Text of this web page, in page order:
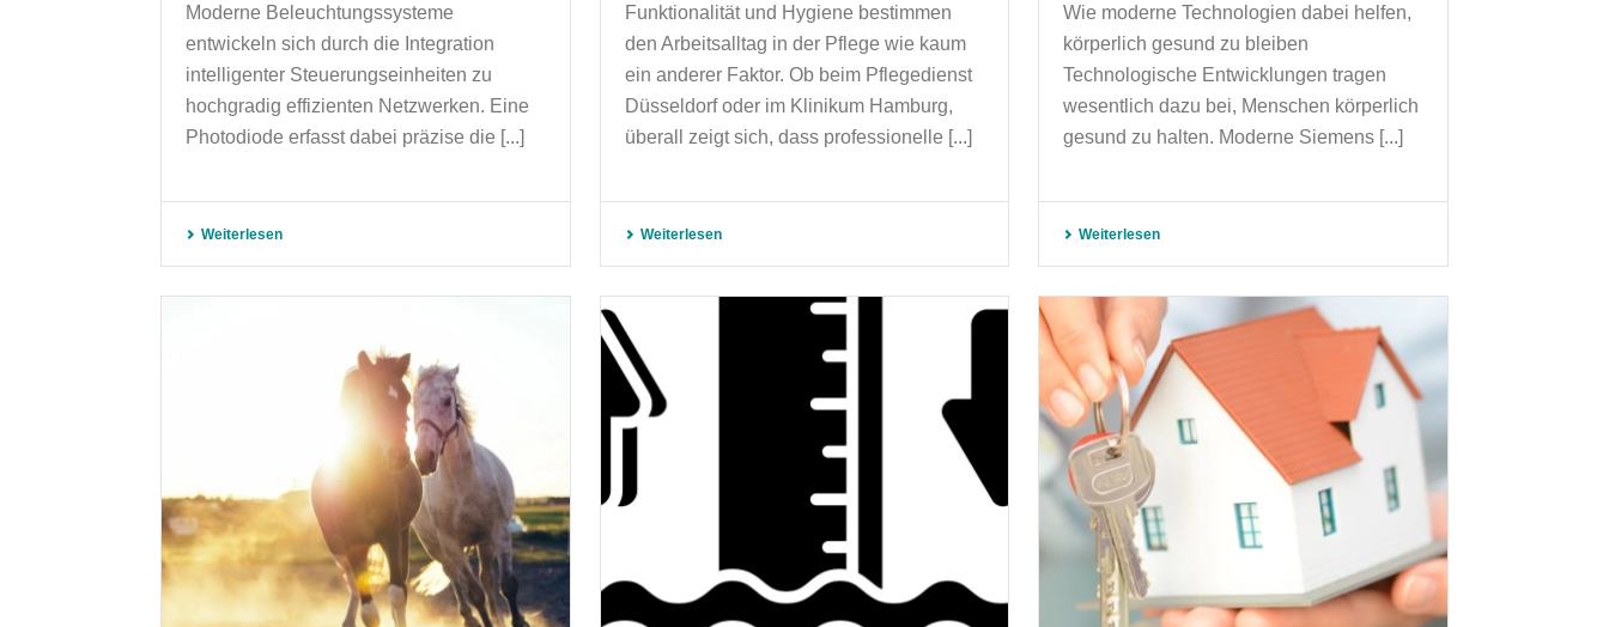
Moderne Beleuchtungssysteme
entwickeln sich durch die Integration
intelligenter Steuerungseinheiten zu
hochgradig effizienten Netzwerken. Eine
Photodiode erfasst dabei präzise die [...]
Weiterlesen
Funktionalität und Hygiene bestimmen
den Arbeitsalltag in der Pflege wie kaum
ein anderer Faktor. Ob beim Pflegedienst
Düsseldorf oder im Klinikum Hamburg,
überall zeigt sich, dass professionelle [...]
Weiterlesen
Wie moderne Technologien dabei helfen,
körperlich gesund zu bleiben
Technologische Entwicklungen tragen
wesentlich dazu bei, Menschen körperlich
gesund zu halten. Moderne Siemens [...]
Weiterlesen